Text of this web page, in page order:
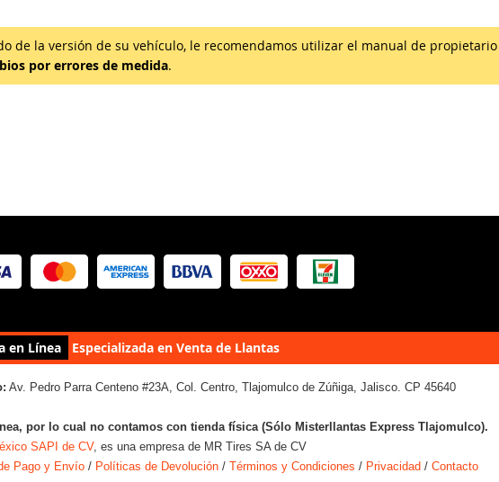
de la versión de su vehículo, le recomendamos utilizar el manual de
por errores de medida.
en Línea Especializada en Venta de Llantas
Av. Pedro Parra Centeno #23A, Col. Centro, Tlajomulco de Zúñiga, Jalisco. CP 45640
por lo cual no contamos con tienda física (Sólo Misterllantas Express Tlajomulco).
SAPI de CV, es una empresa de MR Tires SA de CV
Pago y Envío/ Políticas de Devolución/ Términos y Condiciones / Privacidad / Contacto